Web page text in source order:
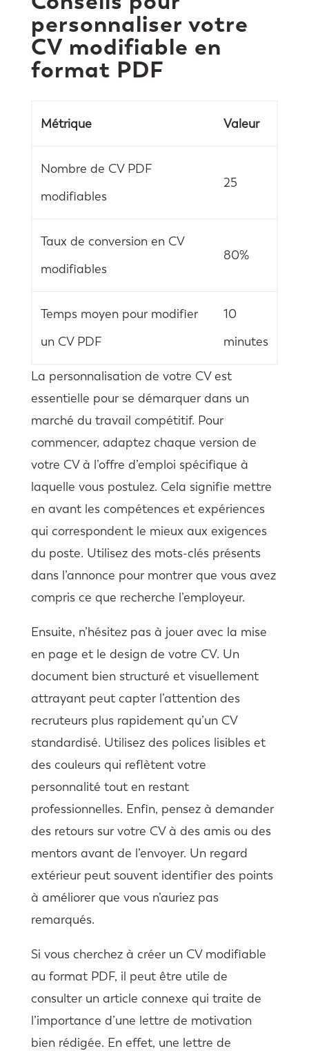
personnaliser votre
CV modifiable en
format PDF
Métrique Valeur
Nombre de CV PDF
modifiables
25
Taux de conversion en CV
modifiables
80%
Temps moyen pour modifier
un CV PDF
10
minutes
La personnalisation de votre CV est
essentielle pour se démarquer dans un
marché du travail compétitif. Pour
commencer, adaptez chaque version de
votre CV à l’offre d’emploi spécifique à
laquelle vous postulez. Cela signifie mettre
en avant les compétences et expériences
qui correspondent le mieux aux exigences
du poste. Utilisez des mots-clés présents
dans l’annonce pour montrer que vous avez
compris ce que recherche l’employeur.
Ensuite, n’hésitez pas à jouer avec la mise
en page et le design de votre CV. Un
document bien structuré et visuellement
attrayant peut capter l’attention des
recruteurs plus rapidement qu’un CV
standardisé. Utilisez des polices lisibles et
des couleurs qui reflètent votre
personnalité tout en restant
professionnelles. Enfin, pensez à demander
des retours sur votre CV à des amis ou des
mentors avant de l’envoyer. Un regard
extérieur peut souvent identifier des points
à améliorer que vous n’auriez pas
remarqués.
Si vous cherchez à créer un CV modifiable
au format PDF, il peut être utile de
consulter un article connexe qui traite de
l’importance d’une lettre de motivation
bien rédigée. En effet, une lettre de